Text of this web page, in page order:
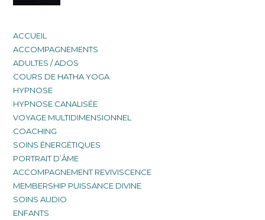
ACCUEIL
ACCOMPAGNEMENTS
ADULTES / ADOS
COURS DE HATHA YOGA
HYPNOSE
HYPNOSE CANALISÉE
VOYAGE MULTIDIMENSIONNEL
COACHING
SOINS ÉNERGÉTIQUES
PORTRAIT D’ÂME
ACCOMPAGNEMENT REVIVISCENCE
MEMBERSHIP PUISSANCE DIVINE
SOINS AUDIO
ENFANTS